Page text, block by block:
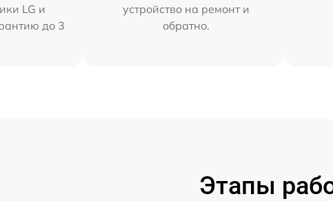
LG и
до 3
устройство на ремонт и
обратно.
Этапы